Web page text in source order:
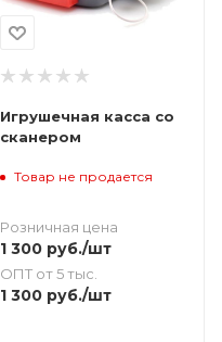
Игрушечная касса со
сканером
Товар не продается
Розничная цена
1 300руб./шт
ОПТ от 5 тыс.
1 300руб./шт